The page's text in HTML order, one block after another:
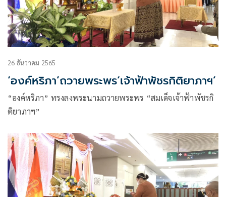
26 ธันวาคม 2565
‘องค์หริภา’ถวายพระพร‘เจ้าฟ้าพัชรกิติยาภาฯ’
“องค์หริภา” ทรงลงพระนามถวายพระพร “สมเด็จเจ้าฟ้าพัชรกิ
ติยาภาฯ”